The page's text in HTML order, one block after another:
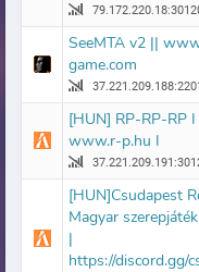
SeeMTA v2 ||
game.com
[HUN] RP-RP-RP
www.r-p.hu I
[HUN]Csudapest
Magyar
|
https://discord.gg/